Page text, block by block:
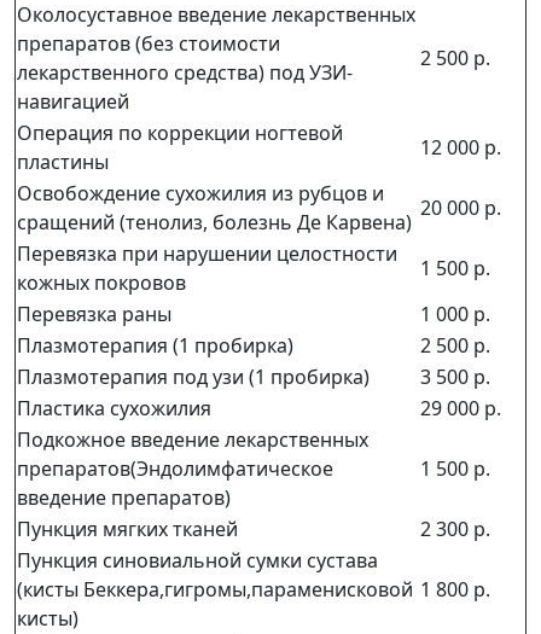
Околосуставное введение лекарственных
препаратов (без стоимости
лекарственного средства) под УЗИ-
навигацией
2 500 р.
Операция по коррекции ногтевой
пластины
12 000 р.
Освобождение сухожилия из рубцов и
сращений (тенолиз, болезнь Де Карвена)
20 000 р.
Перевязка при нарушении целостности
кожных покровов
1 500 р.
Перевязка раны
1 000 р.
Плазмотерапия (1 пробирка)
2 500 р.
Плазмотерапия под узи (1 пробирка)
3 500 р.
Пластика сухожилия
29 000 р.
Подкожное введение лекарственных
препаратов(Эндолимфатическое
введение препаратов)
1 500 р.
Пункция мягких тканей
2 300 р.
Пункция синовиальной сумки сустава
(кисты Беккера,гигромы,параменисковой
кисты)
1 800 р.